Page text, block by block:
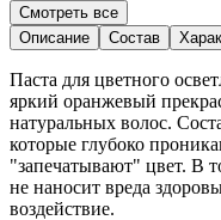
Смотреть все
Описание
Состав
Паста для цветного
яркий оранжевый
натуральных волос.
которые глубоко
"запечатывают" цвет. В
не наносит вреда
воздействие.